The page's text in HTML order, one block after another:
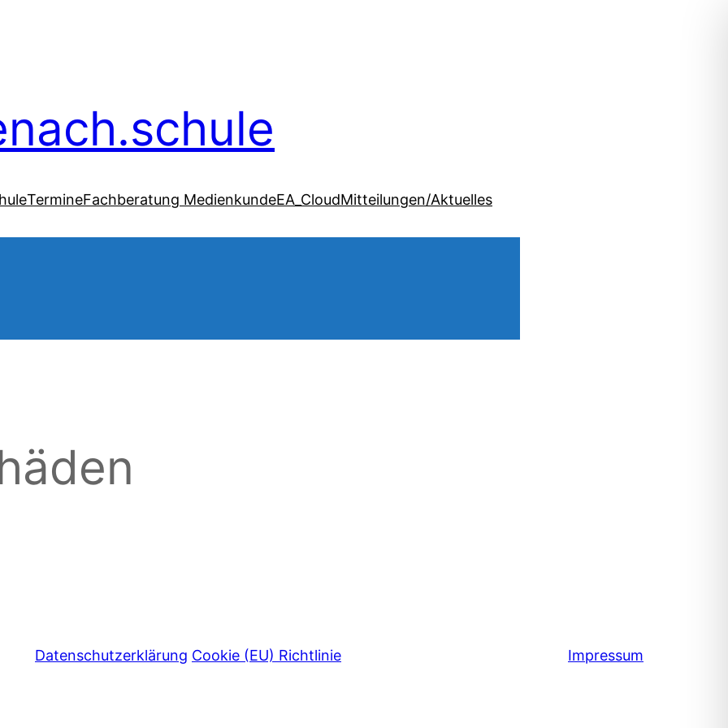
TermineFachberatung MedienkundeEA_CloudMitteilungen/Aktuelles
Datenschutzerklärung Cookie (EU) Richtlinie Impressum